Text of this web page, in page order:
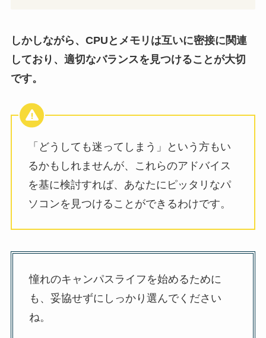
しかしながら、CPUとメモリは互いに密接に関連
しており、適切なバランスを見つけることが大切
です。
「どうしても迷ってしまう」という方もい
るかもしれませんが、これらのアドバイス
を基に検討すれば、あなたにピッタリなパ
ソコンを見つけることができるわけです。
憧れのキャンパスライフを始めるために
も、妥協せずにしっかり選んでください
ね。